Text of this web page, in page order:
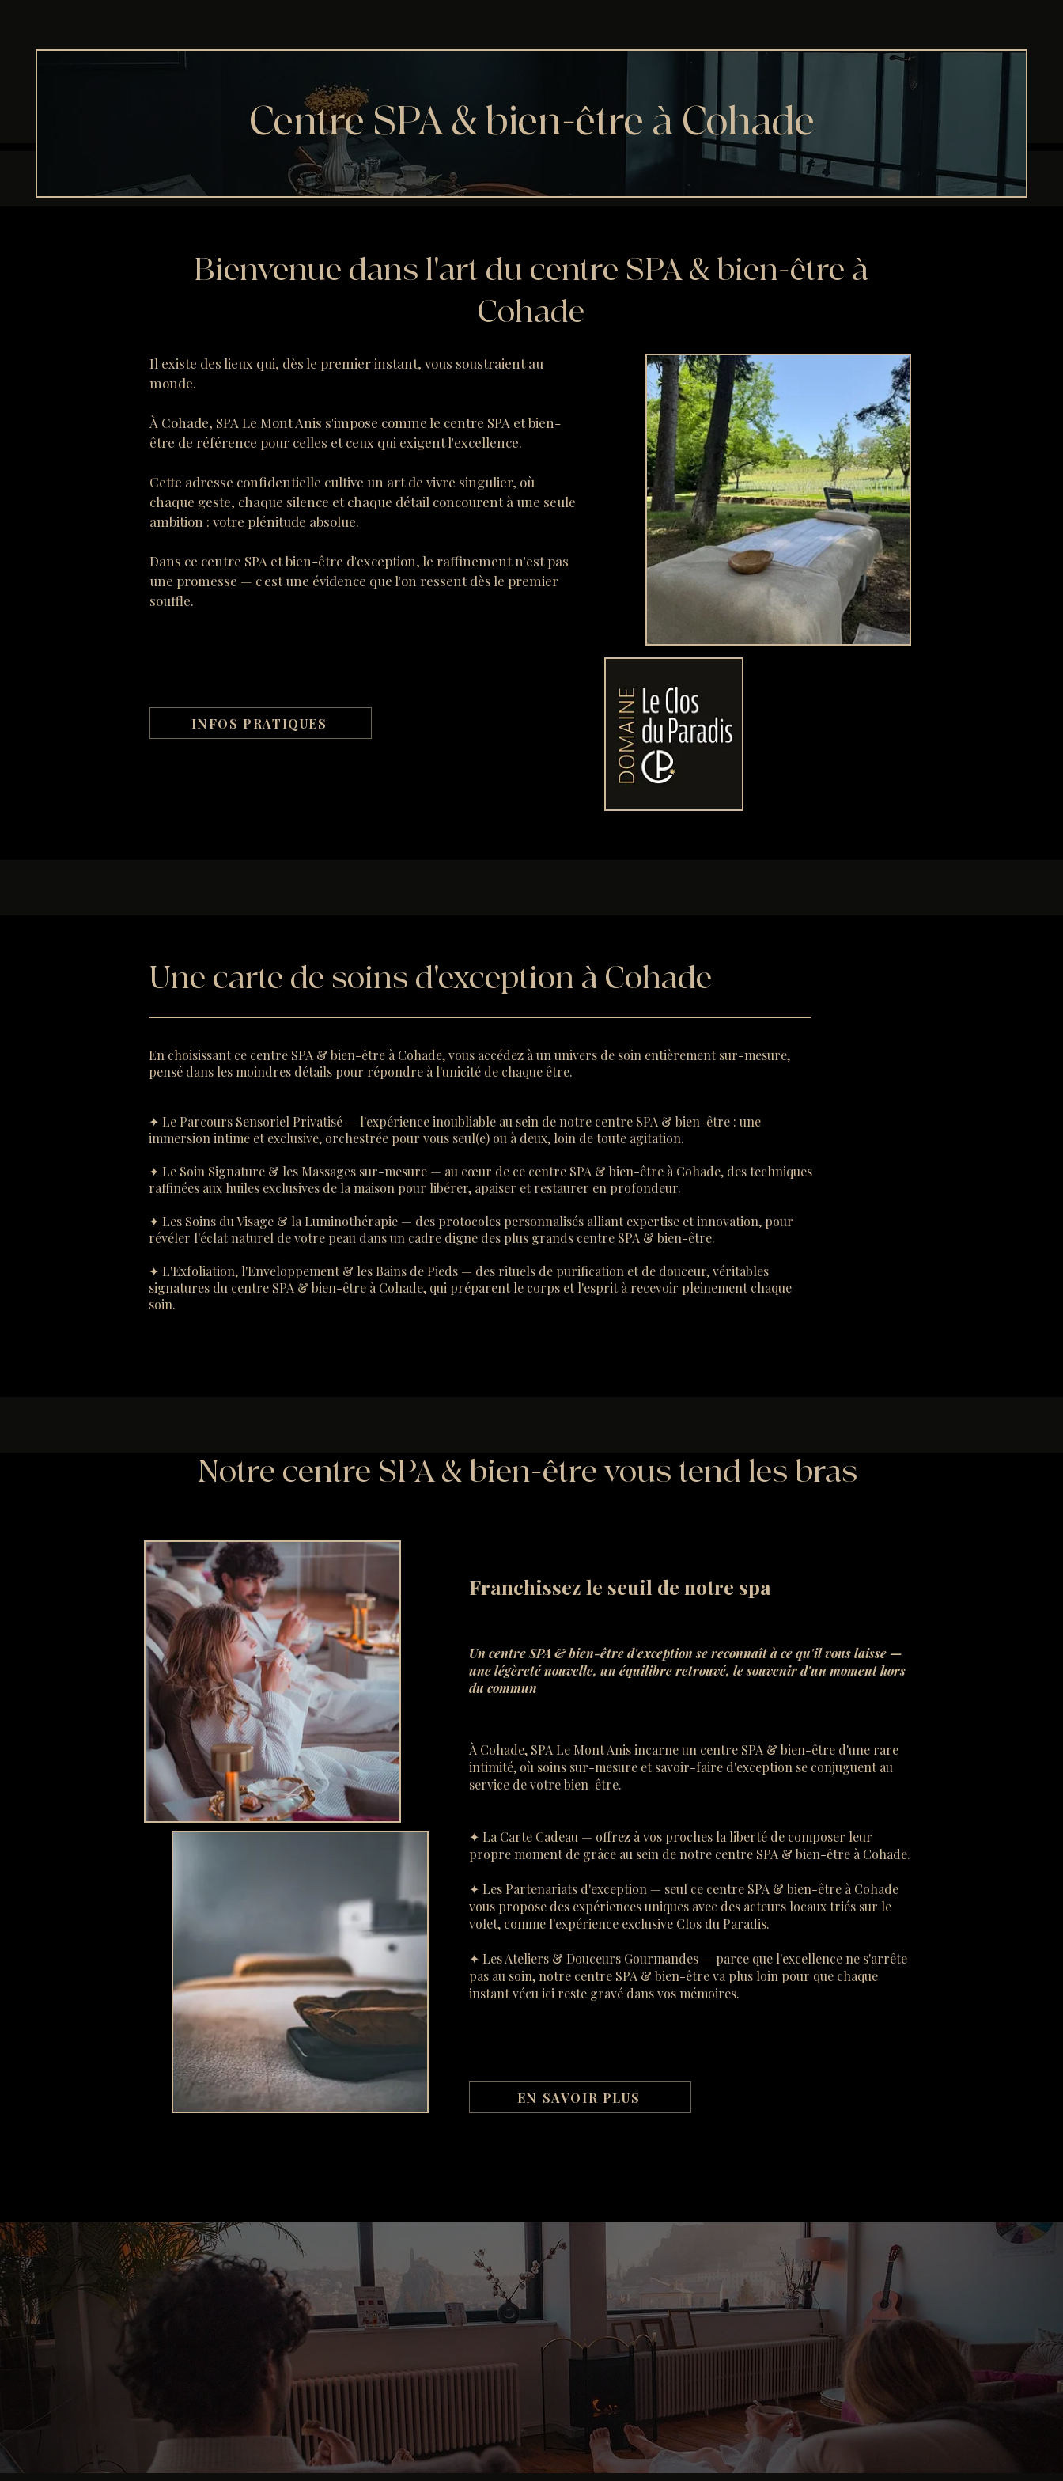
Centre SPA & bien-être à Cohade
Bienvenue dans l'art du centre SPA & bien-être à
Cohade
Il existe des lieux qui, dès le premier instant, vous soustraient au
monde.
À Cohade, SPA Le Mont Anis s'impose comme le centre SPA et bien-
être de référence pour celles et ceux qui exigent l'excellence.
Cette adresse confidentielle cultive un art de vivre singulier, où
chaque geste, chaque silence et chaque détail concourent à une seule
ambition : votre plénitude absolue.
Dans ce centre SPA et bien-être d'exception, le raffinement n'est pas
une promesse — c'est une évidence que l'on ressent dès le premier
souffle.
INFOS PRATIQUES
Une carte de soins d'exception à Cohade
En choisissant ce centre SPA & bien-être à Cohade, vous accédez à un univers de soin entièrement sur-mesure,
pensé dans les moindres détails pour répondre à l'unicité de chaque être.
✦ Le Parcours Sensoriel Privatisé — l'expérience inoubliable au sein de notre centre SPA & bien-être : une
immersion intime et exclusive, orchestrée pour vous seul(e) ou à deux, loin de toute agitation.
✦ Le Soin Signature & les Massages sur-mesure — au cœur de ce centre SPA & bien-être à Cohade, des techniques
raffinées aux huiles exclusives de la maison pour libérer, apaiser et restaurer en profondeur.
✦ Les Soins du Visage & la Luminothérapie — des protocoles personnalisés alliant expertise et innovation, pour
révéler l'éclat naturel de votre peau dans un cadre digne des plus grands centre SPA & bien-être.
✦ L'Exfoliation, l'Enveloppement & les Bains de Pieds — des rituels de purification et de douceur, véritables
signatures du centre SPA & bien-être à Cohade, qui préparent le corps et l'esprit à recevoir pleinement chaque
soin.
Notre centre SPA & bien-être vous tend les bras
Franchissez le seuil de notre spa
Un centre SPA & bien-être d'exception se reconnaît à ce qu'il vous laisse —
une légèreté nouvelle, un équilibre retrouvé, le souvenir d'un moment hors
du commun
À Cohade, SPA Le Mont Anis incarne un centre SPA & bien-être d'une rare
intimité, où soins sur-mesure et savoir-faire d'exception se conjuguent au
service de votre bien-être.
✦ La Carte Cadeau — offrez à vos proches la liberté de composer leur
propre moment de grâce au sein de notre centre SPA & bien-être à Cohade.
✦ Les Partenariats d'exception — seul ce centre SPA & bien-être à Cohade
vous propose des expériences uniques avec des acteurs locaux triés sur le
volet, comme l'expérience exclusive Clos du Paradis.
✦ Les Ateliers & Douceurs Gourmandes — parce que l'excellence ne s'arrête
pas au soin, notre centre SPA & bien-être va plus loin pour que chaque
instant vécu ici reste gravé dans vos mémoires.
EN SAVOIR PLUS